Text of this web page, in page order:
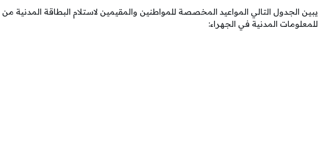
يبين الجدول التالي المواعيد المخصصة للمواطنين والمقيمين لاستلام البطاقة المدنية من
للمعلومات المدنية في الجهراء: